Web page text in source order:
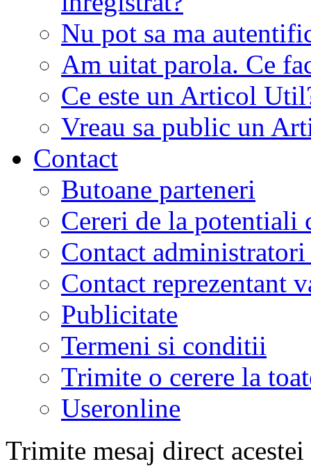
Nu pot sa ma
Am uitat parola. Ce
Ce este un Articol
Vreau sa public un
Contact
Butoane parteneri
Cereri de la potentiali
Contact
Contact reprezentant
Publicitate
Termeni si conditii
Trimite o cerere la
Useronline
Trimite mesaj direct